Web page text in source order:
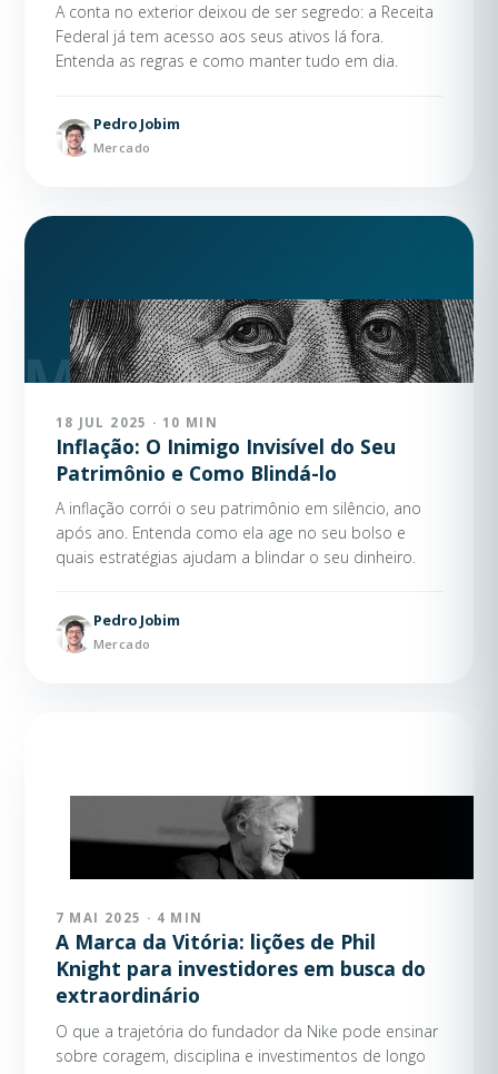
A conta no exterior deixou de ser segredo: a Receita
Federal já tem acesso aos seus ativos lá fora.
Entenda as regras e como manter tudo em dia.
Pedro Jobim
Mercado
18 JUL 2025 · 10 MIN
Inflação: O Inimigo Invisível do Seu
Patrimônio e Como Blindá-lo
A inflação corrói o seu patrimônio em silêncio, ano
após ano. Entenda como ela age no seu bolso e
quais estratégias ajudam a blindar o seu dinheiro.
Pedro Jobim
Mercado
7 MAI 2025 · 4 MIN
A Marca da Vitória: lições de Phil
Knight para investidores em busca do
extraordinário
O que a trajetória do fundador da Nike pode ensinar
sobre coragem, disciplina e investimentos de longo